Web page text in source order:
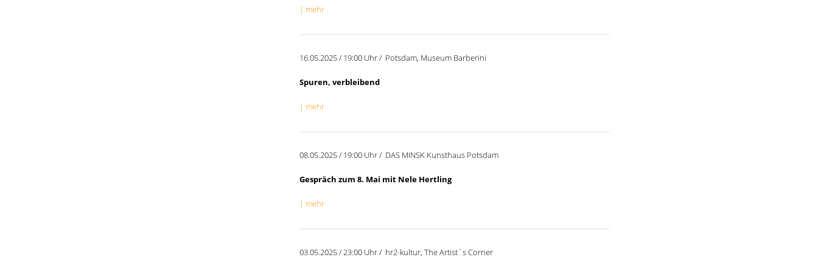
| mehr
16.05.2025 / 19:00 Uhr / Potsdam, Museum Barberini
Spuren, verbleibend
| mehr
08.05.2025 / 19:00 Uhr / DAS MINSK Kunsthaus Potsdam
Gespräch zum 8. Mai mit Nele Hertling
| mehr
03.05.2025 / 23:00 Uhr / hr2-kultur, The Artist`s Corner